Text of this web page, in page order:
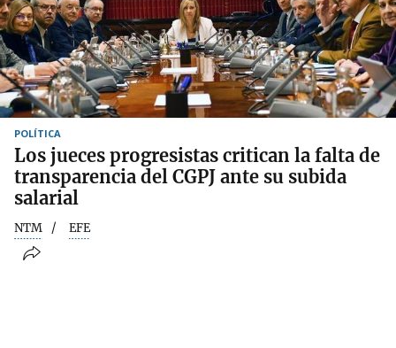
POLÍTICA
Los jueces progresistas critican la falta de
transparencia del CGPJ ante su subida
salarial
NTM EFE